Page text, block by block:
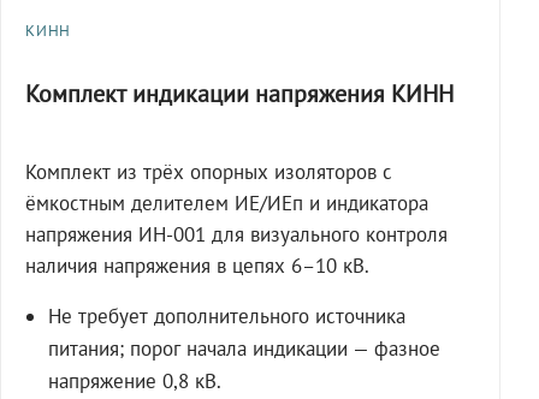
КИНН
Комплект индикации напряжения КИНН
Комплект из трёх опорных изоляторов с
ёмкостным делителем ИЕ/ИЕп и индикатора
напряжения ИН-001 для визуального контроля
наличия напряжения в цепях 6–10 кВ.
Не требует дополнительного источника
питания; порог начала индикации — фазное
напряжение 0,8 кВ.